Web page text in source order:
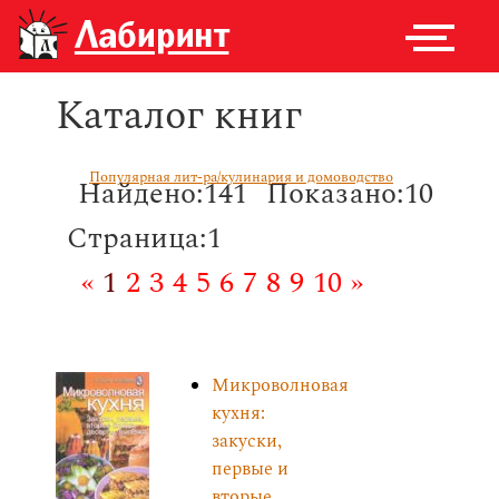
Каталог книг
Популярная лит-ра/кулинария и домоводство
Найдено:141 Показано:10
Страница:1
« 1 2 3 4 5 6 7 8 9 10 »
Микроволновая
кухня:
закуски,
первые и